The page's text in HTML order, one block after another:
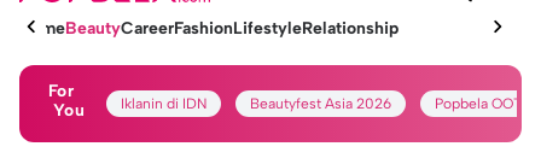
HomeBeautyCareerFashionLifestyleRelationship
For
You
Iklanin di IDN Beautyfest Asia 2026 Popbela OOTD